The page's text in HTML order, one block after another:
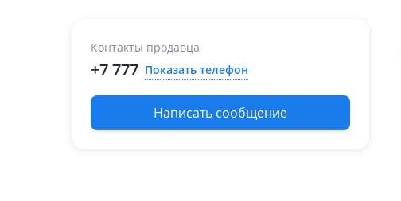
Контакты продавца
+7 777 Показать телефон
Написать сообщение